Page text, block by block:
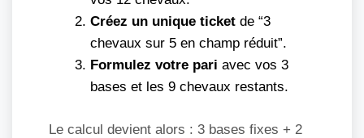
Créez un unique ticket de “3
chevaux sur 5 en champ réduit”.
Formulez votre pari avec vos 3
bases et les 9 chevaux restants.
Le calcul devient alors : 3 bases fixes + 2